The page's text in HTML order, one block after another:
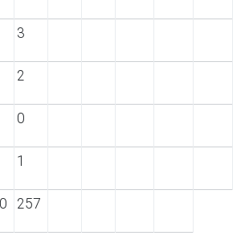
3
2
0
1
257